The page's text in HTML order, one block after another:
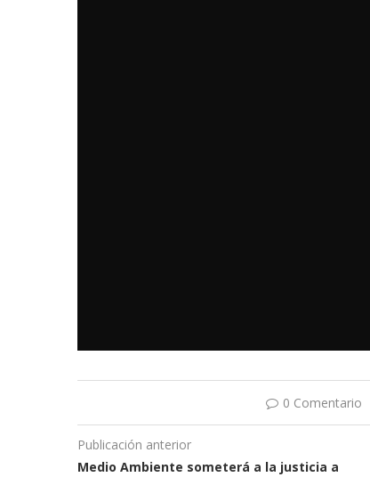
0 Comentario
Publicación anterior
Medio Ambiente someterá a la justicia a